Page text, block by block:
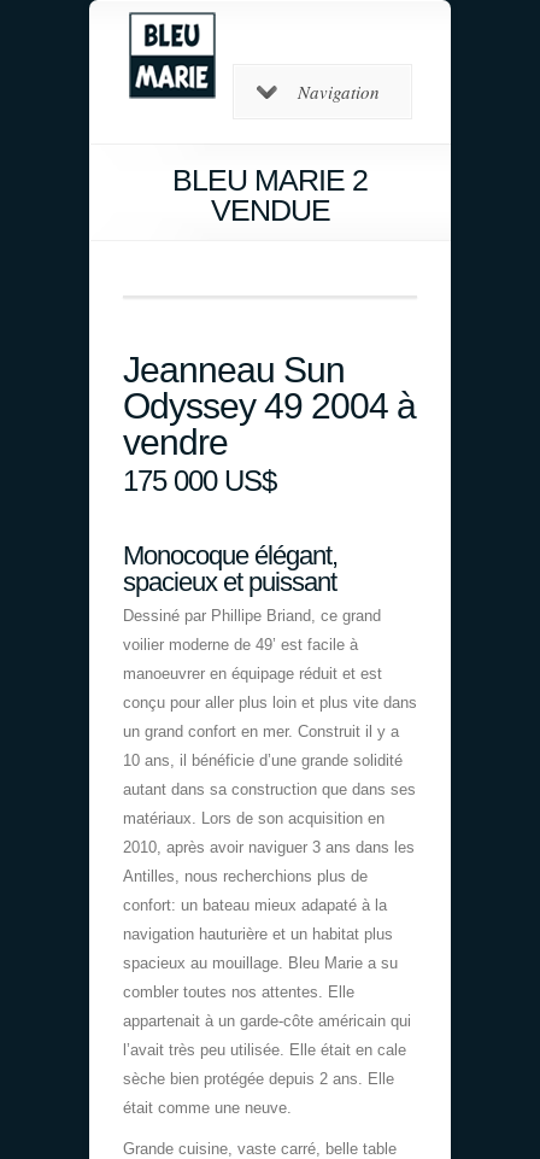
Navigation
BLEU MARIE 2
VENDUE
Jeanneau Sun
Odyssey 49 2004 à
vendre
175 000 US$
Monocoque élégant,
spacieux et puissant
Dessiné par Phillipe Briand, ce grand
voilier moderne de 49’ est facile à
manoeuvrer en équipage réduit et est
conçu pour aller plus loin et plus vite dans
un grand confort en mer. Construit il y a
10 ans, il bénéficie d’une grande solidité
autant dans sa construction que dans ses
matériaux. Lors de son acquisition en
2010, après avoir naviguer 3 ans dans les
Antilles, nous recherchions plus de
confort: un bateau mieux adapaté à la
navigation hauturière et un habitat plus
spacieux au mouillage. Bleu Marie a su
combler toutes nos attentes. Elle
appartenait à un garde-côte américain qui
l’avait très peu utilisée. Elle était en cale
sèche bien protégée depuis 2 ans. Elle
était comme une neuve.
Grande cuisine, vaste carré, belle table